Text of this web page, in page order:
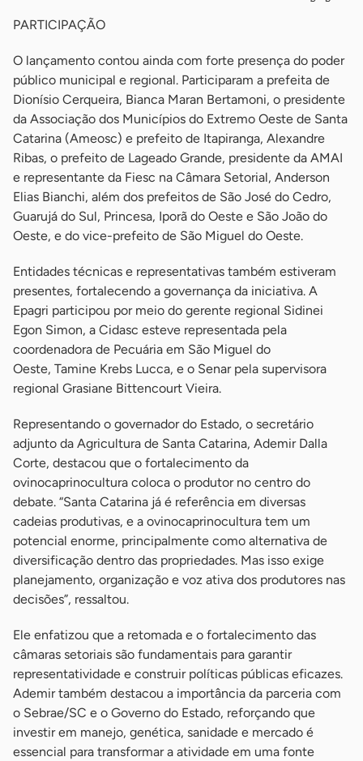
PARTICIPAÇÃO
O lançamento contou ainda com forte presença do poder
público municipal e regional. Participaram a prefeita de
Dionísio Cerqueira, Bianca Maran Bertamoni, o presidente
da Associação dos Municípios do Extremo Oeste de Santa
Catarina (Ameosc) e prefeito de Itapiranga, Alexandre
Ribas, o prefeito de Lageado Grande, presidente da AMAI
e representante da Fiesc na Câmara Setorial, Anderson
Elias Bianchi, além dos prefeitos de São José do Cedro,
Guarujá do Sul, Princesa, Iporã do Oeste e São João do
Oeste, e do vice-prefeito de São Miguel do Oeste.
Entidades técnicas e representativas também estiveram
presentes, fortalecendo a governança da iniciativa. A
Epagri participou por meio do gerente regional Sidinei
Egon Simon, a Cidasc esteve representada pela
coordenadora de Pecuária em São Miguel do
Oeste, Tamine Krebs Lucca, e o Senar pela supervisora
regional Grasiane Bittencourt Vieira.
Representando o governador do Estado, o secretário
adjunto da Agricultura de Santa Catarina, Ademir Dalla
Corte, destacou que o fortalecimento da
ovinocaprinocultura coloca o produtor no centro do
debate. “Santa Catarina já é referência em diversas
cadeias produtivas, e a ovinocaprinocultura tem um
potencial enorme, principalmente como alternativa de
diversificação dentro das propriedades. Mas isso exige
planejamento, organização e voz ativa dos produtores nas
decisões”, ressaltou.
Ele enfatizou que a retomada e o fortalecimento das
câmaras setoriais são fundamentais para garantir
representatividade e construir políticas públicas eficazes.
Ademir também destacou a importância da parceria com
o Sebrae/SC e o Governo do Estado, reforçando que
investir em manejo, genética, sanidade e mercado é
essencial para transformar a atividade em uma fonte